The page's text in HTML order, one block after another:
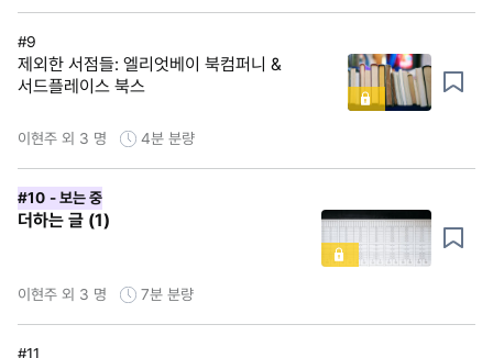
#9
제외한 서점들: 엘리엇베이 북컴퍼니 &
서드플레이스 북스
이현주 외 3 명 4분 분량
#10 - 보는 중
더하는 글 (1)
이현주 외 3 명 7분 분량
#11